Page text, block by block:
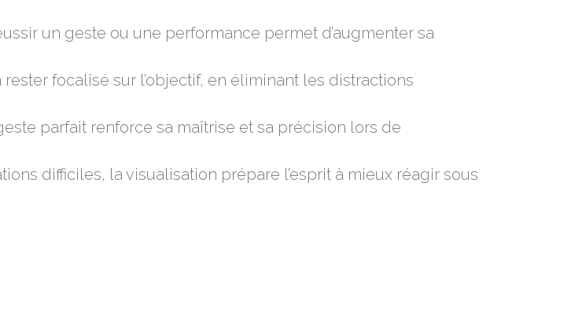
un geste ou une performance permet d’augmenter sa
rester focalisé sur l’objectif, en éliminant les distractions
parfait renforce sa maîtrise et sa précision lors de
difficiles, la visualisation prépare l’esprit à mieux réagir sous